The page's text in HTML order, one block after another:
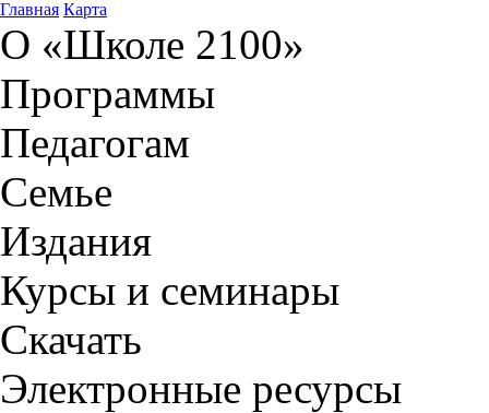
Главная Карта
О «Школе 2100»
Программы
Педагогам
Семье
Издания
Курсы и семинары
Скачать
Электронные ресурсы